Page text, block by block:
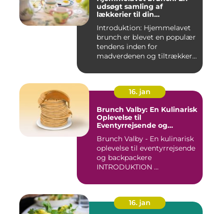
udsøgt samling af
lækkerier til din
Introduktion: Hjemmelavet
brunch er blevet en populær
tendens inden for
madverdenen og tiltrækker
16. jan
Brunch Valby: En Kulinarisk
Oplevelse til
Eventyrrejsende og
Brunch Valby - En kulinarisk
oplevelse til eventyrrejsende
og backpackere
INTRODUKTION ...
16. jan